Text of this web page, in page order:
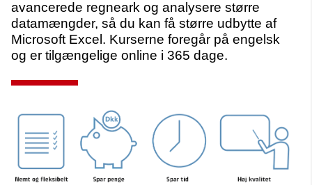
avancerede regneark og analysere større
datamængder, så du kan få større udbytte af
Microsoft Excel. Kurserne foregår på engelsk
og er tilgængelige online i 365 dage.